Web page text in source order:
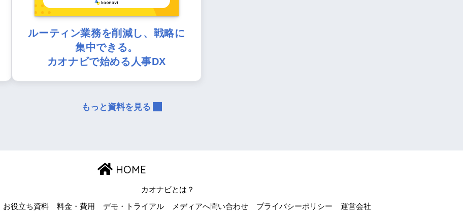
ルーティン業務を削減し、戦略に
集中できる。
カオナビで始める人事DX
もっと資料を見る
HOME
カオナビとは？
お役立ち資料 料金・費用 デモ・トライアル メディアへ問い合わせ プライバシーポリシー 運営会社